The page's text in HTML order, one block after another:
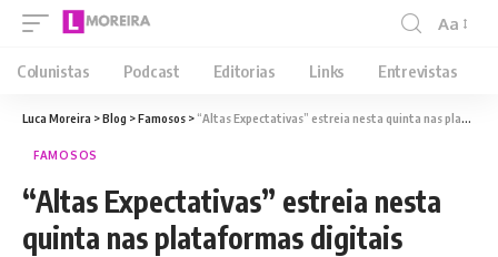
Aa
Colunistas Podcast Editorias Links Entrevistas
Luca Moreira >Blog >Famosos > “Altas Expectativas” estreia nesta quinta nas plataformas digitais
FAMOSOS
“Altas Expectativas” estreia nesta
quinta nas plataformas digitais